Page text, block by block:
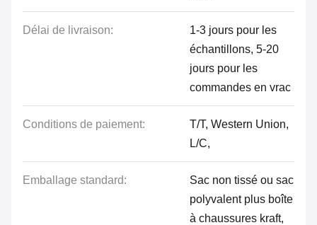
Délai de livraison:
1-3 jours pour les
échantillons, 5-20
jours pour les
commandes en vrac
Conditions de paiement:
T/T, Western Union,
L/C,
Emballage standard:
Sac non tissé ou sac
polyvalent plus boîte
à chaussures kraft,